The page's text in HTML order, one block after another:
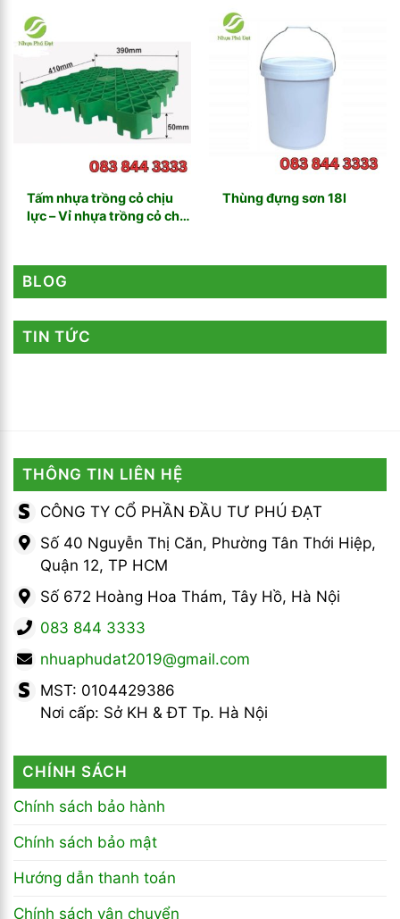
Tấm nhựa trồng cỏ chịu
lực – Vỉ nhựa trồng cỏ chịu
Thùng đựng sơn 18l
BLOG
TIN TỨC
THÔNG TIN LIÊN HỆ
CÔNG TY CỔ PHẦN ĐẦU TƯ PHÚ ĐẠT
Số 40 Nguyễn Thị Căn, Phường Tân Thới Hiệp,
Quận 12, TP HCM
Số 672 Hoàng Hoa Thám, Tây Hồ, Hà Nội
083 844 3333
nhuaphudat2019@gmail.com
MST: 0104429386
Nơi cấp: Sở KH & ĐT Tp. Hà Nội
CHÍNH SÁCH
Chính sách bảo hành
Chính sách bảo mật
Hướng dẫn thanh toán
Chính sách vận chuyển